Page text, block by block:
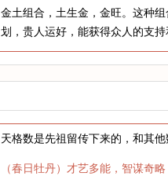
金土组合，土生金，金旺。这种
划，贵人运好，能获得众人的支持
天格数是先祖留传下来的，和其
（春日牡丹）才艺多能，智谋奇